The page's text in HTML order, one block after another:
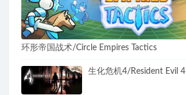
环形帝国战术/Circle Empires Tactics
生化危机4/Resident Evil 4